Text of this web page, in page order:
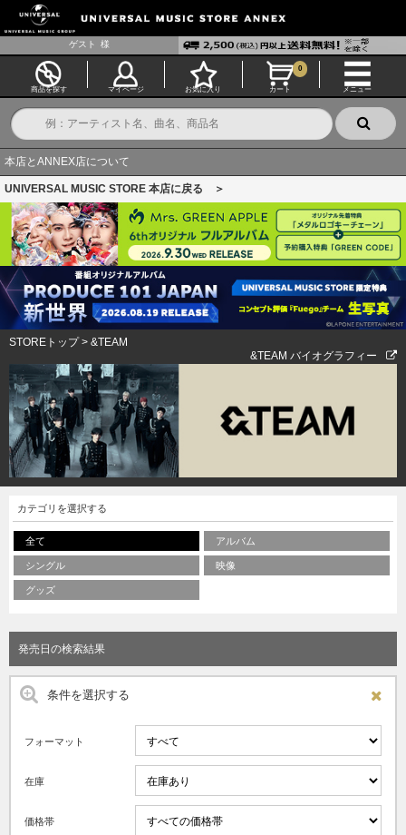
ゲスト 様
商品を探す マイページ お気に入り カート
0
メニュー
本店とANNEX店について
UNIVERSAL MUSIC STORE 本店に戻る ＞
STOREトップ> &TEAM
&TEAM バイオグラフィー
カテゴリを選択する
全て アルバム
シングル 映像
グッズ
発売日の検索結果
条件を選択する
フォーマット
在庫
価格帯